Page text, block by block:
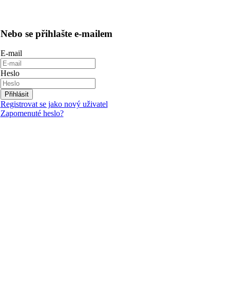
Nebo se přihlašte e-mailem
E-mail
Heslo
Přihlásit
Registrovat se jako nový uživatel
Zapomenuté heslo?